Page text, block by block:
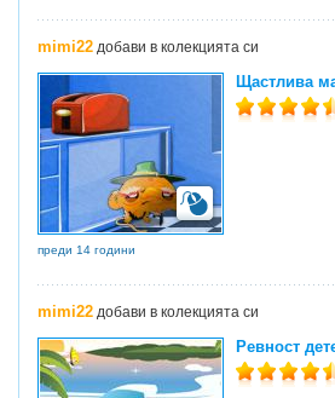
mimi22 добави в колекцията си
Щастлива
преди 14 години
mimi22 добави в колекцията си
Ревност